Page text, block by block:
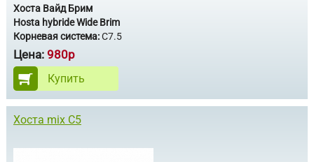
Хоста Вайд Брим
Hosta hybride Wide Brim
Корневая система:С7.5
Цена: 980р
Купить
Хоста mix С5